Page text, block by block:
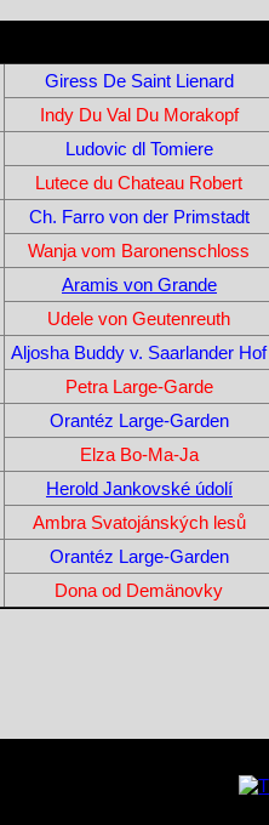
Giress De Saint Lienard
Indy Du Val Du Morakopf
Ludovic dl Tomiere
Lutece du Chateau Robert
Ch. Farro von der Primstadt
Wanja vom Baronenschloss
Aramis von Grande
Udele von Geutenreuth
Aljosha Buddy v. Saarlander Hof
Petra Large-Garde
Orantéz Large-Garden
Elza Bo-Ma-Ja
Herold Jankovské údolí
Ambra Svatojánských lesů
Orantéz Large-Garden
Dona od Demänovky